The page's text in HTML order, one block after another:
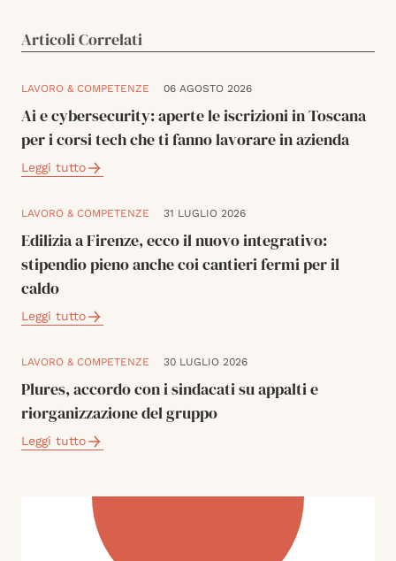
Articoli Correlati
LAVORO & COMPETENZE 06 AGOSTO 2026
Ai e cybersecurity: aperte le iscrizioni in Toscana
per i corsi tech che ti fanno lavorare in azienda
Leggi tutto
LAVORO & COMPETENZE 31 LUGLIO 2026
Edilizia a Firenze, ecco il nuovo integrativo:
stipendio pieno anche coi cantieri fermi per il
caldo
Leggi tutto
LAVORO & COMPETENZE 30 LUGLIO 2026
Plures, accordo con i sindacati su appalti e
riorganizzazione del gruppo
Leggi tutto